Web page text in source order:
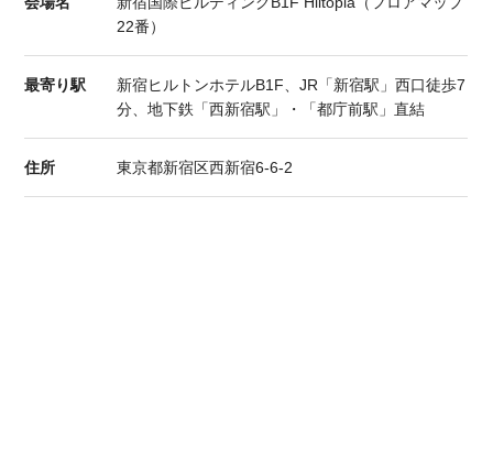
22番）
最寄り駅
新宿ヒルトンホテルB1F、JR「新宿駅」西口徒歩7
分、地下鉄「西新宿駅」・「都庁前駅」直結
住所 東京都新宿区西新宿6-6-2